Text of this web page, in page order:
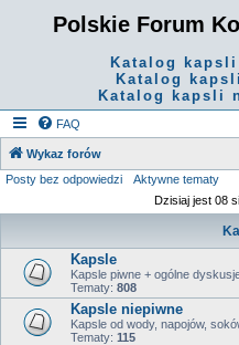
Polskie Forum
Katalog
Katalog
Katalog kapsli
FAQ
Wykaz forów
Posty bez odpowiedzi
Aktywne tematy
Dzisiaj jest 08
Kapsle
Kapsle piwne + ogólne
Tematy: 808
Kapsle niepiwne
Kapsle od wody, napojów,
Tematy: 115